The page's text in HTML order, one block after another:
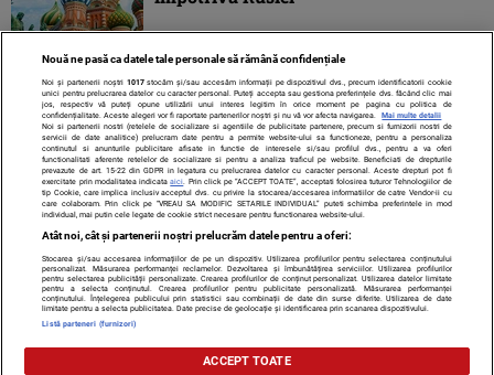
Contact Despre noi Termeni și condiții
Citarea se poate face în limita a 250 de semne. Nici o instituţie sau persoană
(site-uri, instituţii mass-media, firme de monitorizare) nu poate reproduce
Nouă ne pasă ca datele tale personale să rămână confidențiale
Noi și partenerii noștri 1017stocăm și/sau accesăm informații pe dispozitivul dvs., precum identificatorii cookie
unici pentru prelucrarea datelor cu caracter personal. Puteți accepta sau gestiona preferințele dvs. făcând clic mai
jos, respectiv vă puteți opune utilizării unui interes legitim în orice moment pe pagina cu politica de
confidențialitate. Aceste alegeri vor fi raportate partenerilor noștri și nu vă vor afecta navigarea.
Mai multe detalii
Noi si partenerii nostri (retelele de socializare si agentiile de publicitate partenere, precum si furnizorii nostri de
servicii de date analitice) prelucram date pentru a permite website-ului sa functioneze, pentru a personaliza
continutul si anunturile publicitare afisate in functie de interesele si/sau profilul dvs., pentru a va oferi
functionalitati aferente retelelor de socializare si pentru a analiza traficul pe website. Beneficiati de drepturile
prevazute de art. 15-22 din GDPR in legatura cu prelucrarea datelor cu caracter personal. Aceste drepturi pot fi
exercitate prin modalitatea indicataaici . Prin click pe “ACCEPT TOATE”, acceptati folosirea tuturor Tehnologiilor de
tip Cookie, care implica inclusiv acceptul dvs. cu privire la stocarea/accesarea informatiilor de catre Vendor-ii cu
care colaboram. Prin click pe “VREAU SA MODIFIC SETARILE INDIVIDUAL” puteti schimba preferintele in mod
individual, mai putin cele legate de cookie strict necesare pentru functionarea website-ului.
Atât noi, cât și partenerii noștri prelucrăm datele pentru a oferi:
Stocarea și/sau accesarea informațiilor de pe un dispozitiv. Utilizarea profilurilor pentru selectarea conținutului
personalizat. Măsurarea performanței reclamelor. Dezvoltarea și îmbunătățirea serviciilor. Utilizarea profilurilor
pentru selectarea publicității personalizate. Crearea profilurilor de conținut personalizat. Utilizarea datelor limitate
pentru a selecta conținutul. Crearea profilurilor pentru publicitate personalizată. Măsurarea performanței
conținutului. Înțelegerea publicului prin statistici sau combinații de date din surse diferite. Utilizarea de date
limitate pentru a selecta publicitatea. Date precise de geolocație și identificarea prin scanarea dispozitivului.
Listă parteneri (furnizori)
ACCEPT TOATE